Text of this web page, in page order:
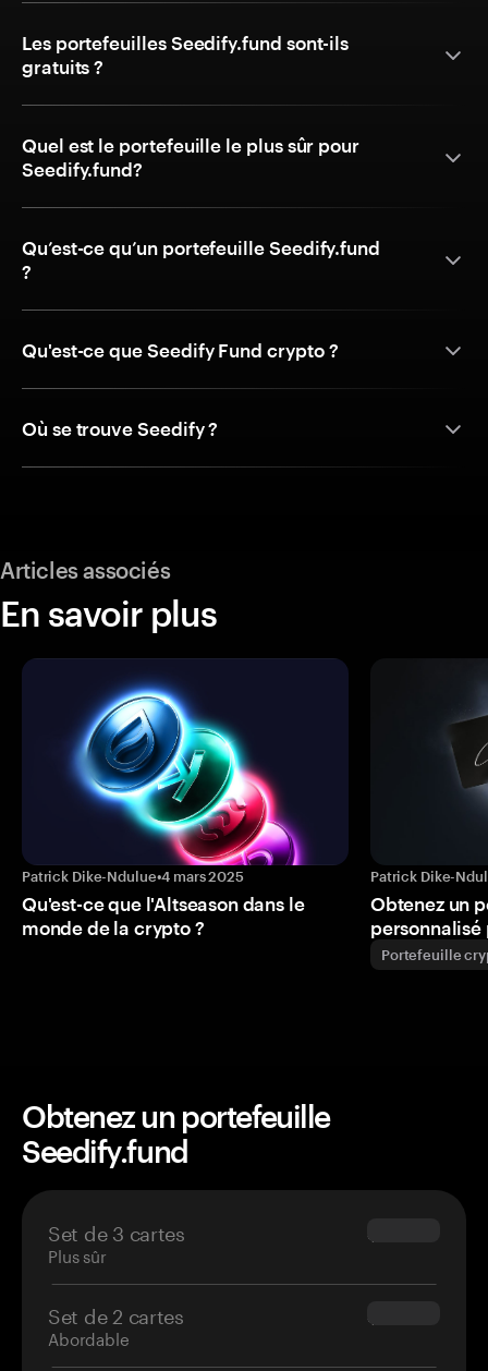
Les portefeuilles Seedify.fund sont-ils
gratuits ?
Quel est le portefeuille le plus sûr pour
Seedify.fund?
Qu’est-ce qu’un portefeuille Seedify.fund
?
Qu'est-ce que Seedify Fund crypto ?
Où se trouve Seedify ?
Articles associés
En savoir plus
Patrick Dike-Ndulue•4 mars 2025
Qu'est-ce que l'Altseason dans le
monde de la crypto ?
Patrick Dike-
Obtenez un
personnalisé
Portefeuille
Obtenez un portefeuille
Seedify.fund
Set de 3 cartes
Plus sûr
$69.90
Set de 2 cartes
Abordable
$54.90